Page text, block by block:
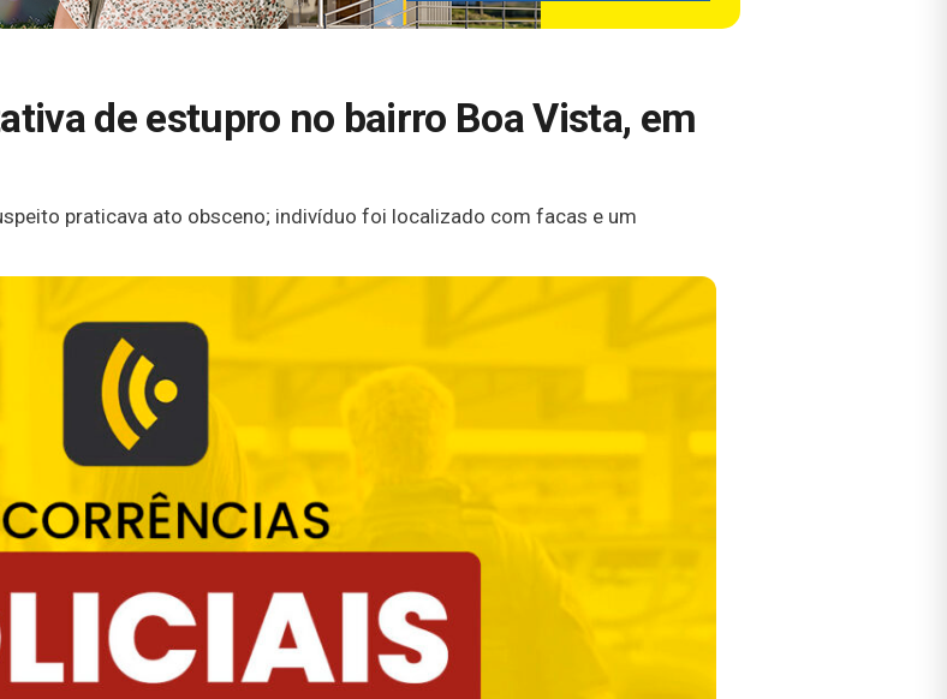
de estupro no bairro Boa Vista, em
praticava ato obsceno; indivíduo foi localizado com facas e um